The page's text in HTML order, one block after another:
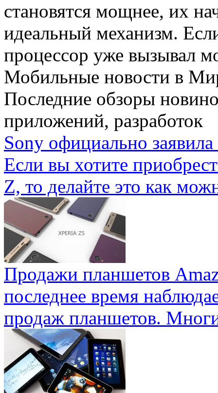
становятся мощнее, их
идеальный механизм.
процессор уже вызывал
Мобильные новости в
Последние обзоры
приложений, разработок
Sony официально
Если вы хотите
Z, то делайте это как
Продажи планшетов
последнее время
продаж планшетов.